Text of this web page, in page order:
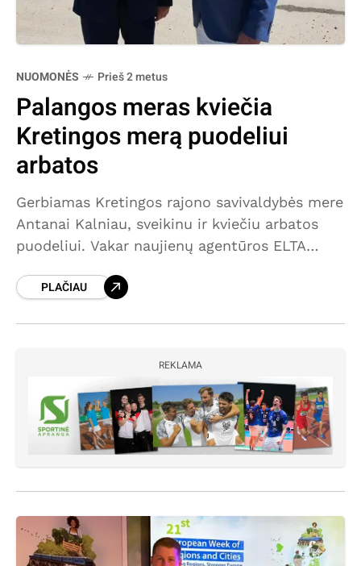
NUOMONĖS Prieš 2 metus
Palangos meras kviečia
Kretingos merą puodeliui
arbatos
Gerbiamas Kretingos rajono savivaldybės mere
Antanai Kalniau, sveikinu ir kviečiu arbatos
puodeliui. Vakar naujienų agentūros ELTA
šalies žiniasklaida, Kretingos rajono
PLAČIAU
REKLAMA